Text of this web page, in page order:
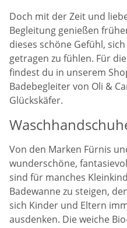
Doch mit der Zeit und
Begleitung genießen
dieses schöne Gefühl,
getragen zu fühlen. Für
findest du in unserem
Badebegleiter von Oli &
Glückskäfer.
Von den Marken Fürnis
wunderschöne,
sind für manches
Badewanne zu steigen,
sich Kinder und Eltern
ausdenken. Die weiche